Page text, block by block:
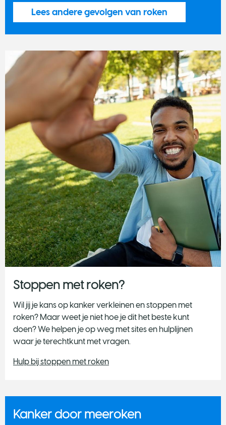
Lees andere gevolgen van roken
Stoppen met roken?
Wil jij je kans op kanker verkleinen en stoppen met
roken? Maar weet je niet hoe je dit het beste kunt
doen? We helpen je op weg met sites en hulplijnen
waar je terechtkunt met vragen.
Hulp bij stoppen met roken
Kanker door meeroken